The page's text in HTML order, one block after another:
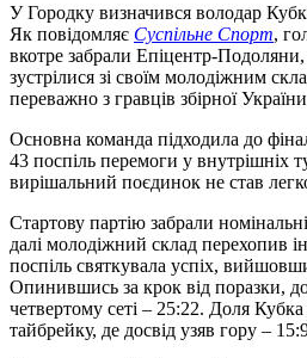
У Городку визначився володар
Як повідомляє Суспільне Спорт,
вкотре забрали Епіцентр-
зустрілися зі своїм молодіжним
переважно з гравців збірної
Основна команда підходила до
43 поспіль перемоги у внутрішніх
вирішальний поєдинок не став
Стартову партію забрали
далі молодіжний склад перехопив
поспіль святкувала успіх,
Опинившись за крок від поразки,
четвертому сеті – 25:22. Доля
тайбрейку, де досвід узяв гору –